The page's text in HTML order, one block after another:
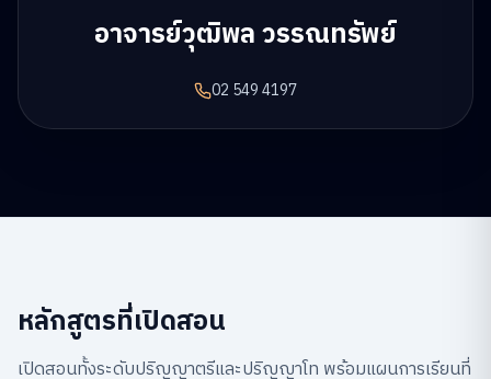
อาจารย์วุฒิพล วรรณทรัพย์
02 549 4197
หลักสูตรที่เปิดสอน
เปิดสอนทั้งระดับปริญญาตรีและปริญญาโท พร้อมแผนการเรียนที่